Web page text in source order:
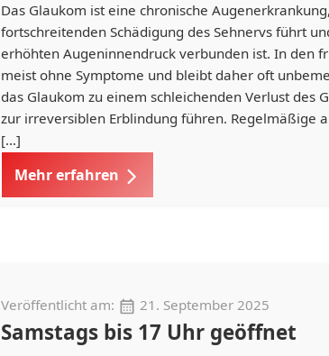
Das Glaukom ist eine chronische
fortschreitenden Schädigung des Sehnervs führt
erhöhten Augeninnendruck verbunden ist. In den
meist ohne Symptome und bleibt daher oft
das Glaukom zu einem schleichenden Verlust des
zur irreversiblen Erblindung führen. Regelmäßige
[…]
Mehr erfahren
Veröffentlicht am: 21. September 2025
Samstags bis 17 Uhr geöffnet